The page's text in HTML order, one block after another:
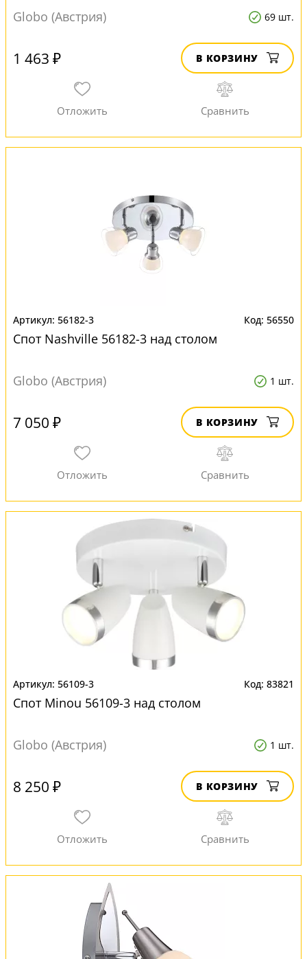
Globo (Австрия)
69 шт.
1 463 ₽ В КОРЗИНУ
56182-3 56550
Спот Nashville 56182-3 над столом
Globo (Австрия) 1 шт.
7 050 ₽ В КОРЗИНУ
56109-3 83821
Спот Minou 56109-3 над столом
Globo (Австрия) 1 шт.
8 250 ₽ В КОРЗИНУ